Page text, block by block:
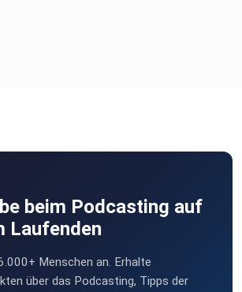
beim Podcasting auf
Laufenden
Menschen an. Erhalte
über das Podcasting, Tipps der